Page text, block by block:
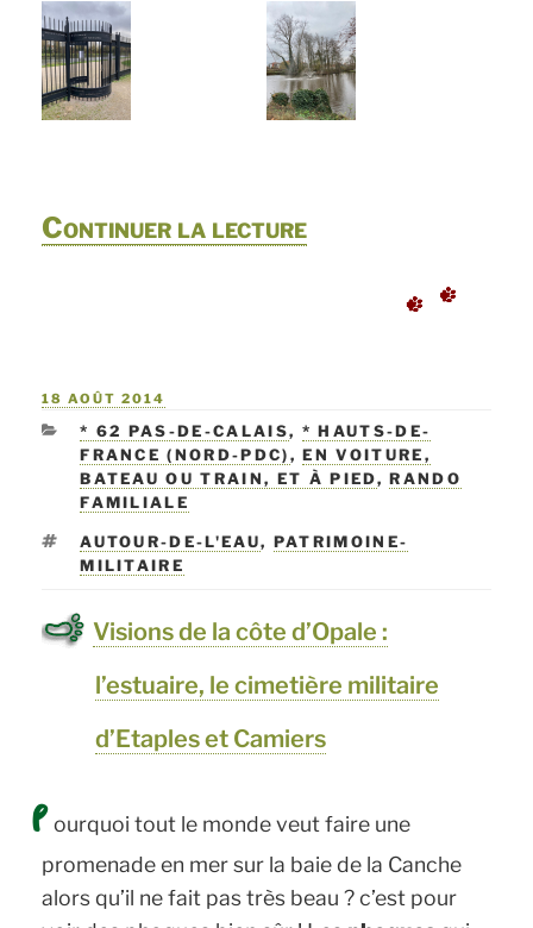
Continuer la lecturede
PUBLIÉ
18 AOÛT 2014
CATÉGORIES
* 62 PAS-DE-CALAIS, * HAUTS-DE-
FRANCE (NORD-PDC) ,EN VOITURE,
BATEAU OU TRAIN, ET À PIED,RANDO
FAMILIALE
ÉTIQUETTES
AUTOUR-DE-L'EAU, PATRIMOINE-
MILITAIRE
Visions de la côte d’Opale :
l’estuaire, le cimetière militaire
d’Etaples et Camiers
P ourquoi tout le monde veut faire une
promenade en mer sur la baie de la Canche
alors qu’il ne fait pas très beau ? c’est pour